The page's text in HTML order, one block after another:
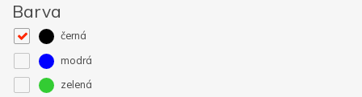
Barva
černá
modrá
zelená